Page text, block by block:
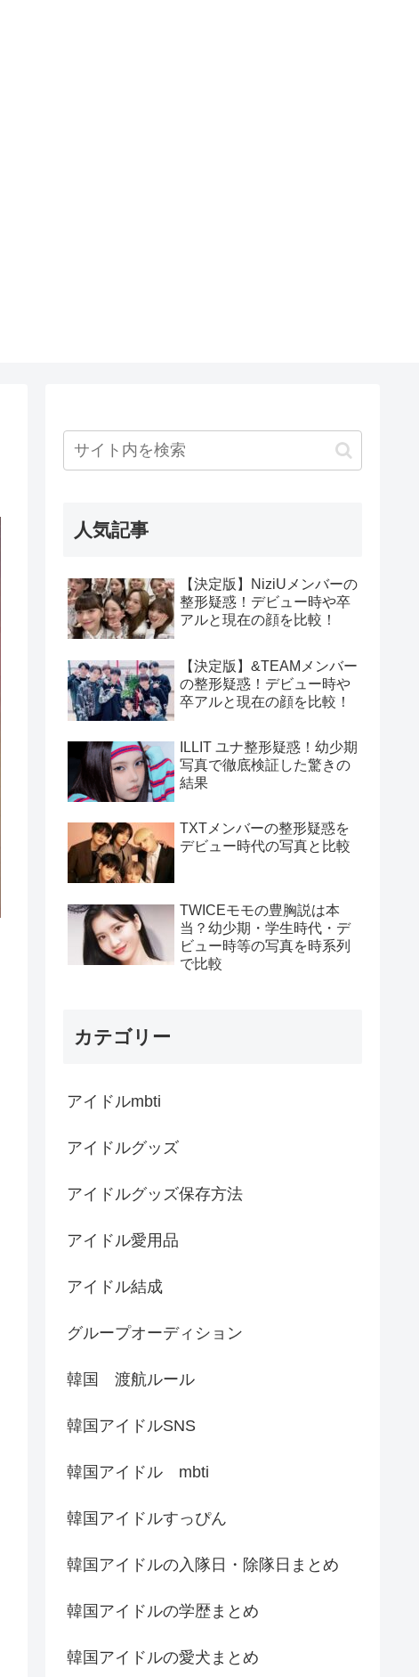
人気記事
【決定版】NiziUメンバーの
整形疑惑！デビュー時や卒
アルと現在の顔を比較！
【決定版】&TEAMメンバー
の整形疑惑！デビュー時や
卒アルと現在の顔を比較！
ILLIT ユナ整形疑惑！幼少期
写真で徹底検証した驚きの
結果
TXTメンバーの整形疑惑を
デビュー時代の写真と比較
TWICEモモの豊胸説は本
当？幼少期・学生時代・デ
ビュー時等の写真を時系列
で比較
カテゴリー
アイドルmbti
アイドルグッズ
アイドルグッズ保存方法
アイドル愛用品
アイドル結成
グループオーディション
韓国 渡航ルール
韓国アイドルSNS
韓国アイドル mbti
韓国アイドルすっぴん
韓国アイドルの入隊日・除隊日まとめ
韓国アイドルの学歴まとめ
韓国アイドルの愛犬まとめ